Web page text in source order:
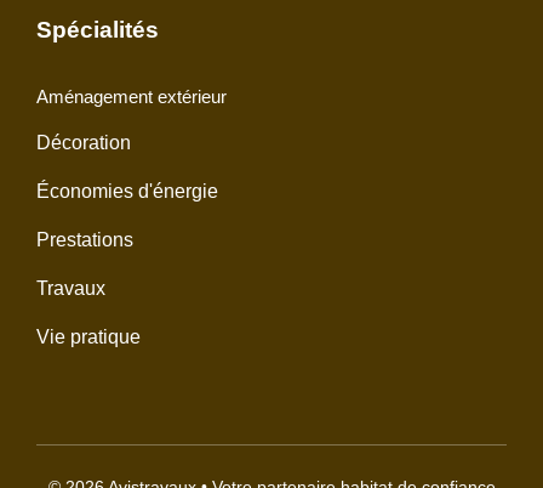
Spécialités
Aménagement extérieur
Décoration
Économies d'énergie
Prestations
Travaux
Vie pratique